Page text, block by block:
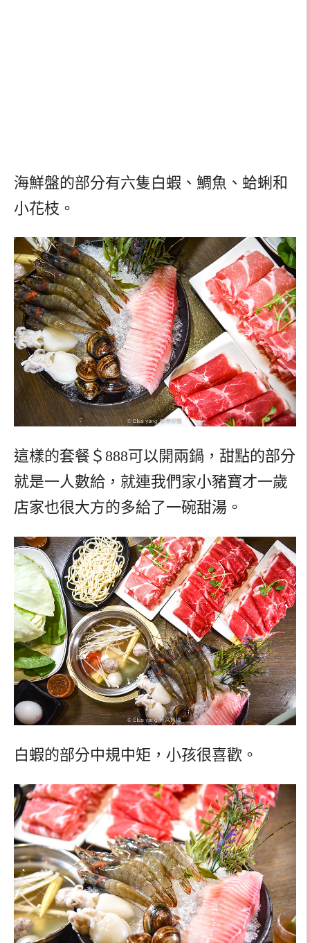
海鮮盤的部分有六隻白蝦、鯛魚、蛤蜊和
小花枝。
這樣的套餐＄888可以開兩鍋，甜點的部分
就是一人數給，就連我們家小豬寶才一歲
店家也很大方的多給了一碗甜湯。
白蝦的部分中規中矩，小孩很喜歡。